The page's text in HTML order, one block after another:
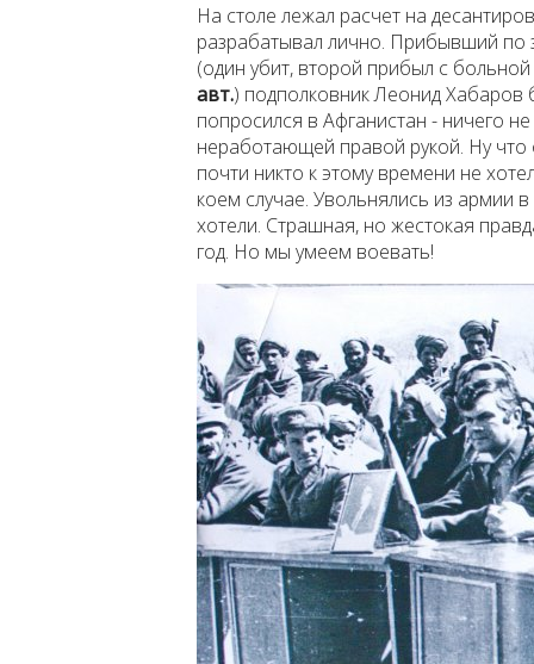
На столе лежал расчет на
разрабатывал лично. Прибывший по
(один убит, второй прибыл с
авт.) подполковник Леонид
попросился в Афганистан - ничего
неработающей правой рукой. Ну что
почти никто к этому времени не
коем случае. Увольнялись из армии
хотели. Страшная, но жестокая
год. Но мы умеем воевать!